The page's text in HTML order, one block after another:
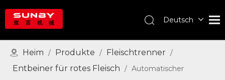
Deutsch
Heim / Produkte / Fleischtrenner /
Entbeiner für rotes Fleisch / Automatischer